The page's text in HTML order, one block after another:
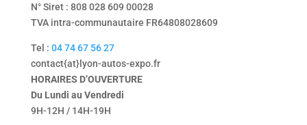
N° Siret : 808 028 609 00028
TVA intra-communautaire FR64808028609
Tel : 04 74 67 56 27
contact{at}lyon-autos-expo.fr
HORAIRES D’OUVERTURE
Du Lundi au Vendredi
9H-12H / 14H-19H